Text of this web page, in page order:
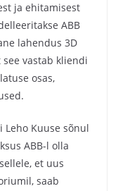
ja ehitamisest
ABB
lahendus 3D
vastab kliendi
osas,
Kuuse sõnul
ABB-l olla
et uus
saab